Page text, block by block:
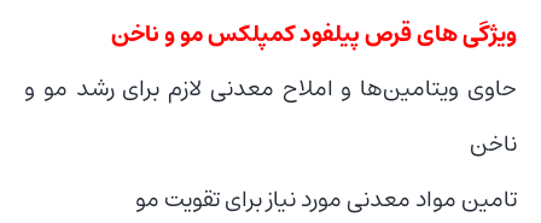
ویژگی های قرص پیلفود کمپلکس مو و ناخن
حاوی ویتامین‌ها و املاح معدنی لازم برای رشد مو و
ناخن
تامین مواد معدنی مورد نیاز برای تقویت مو